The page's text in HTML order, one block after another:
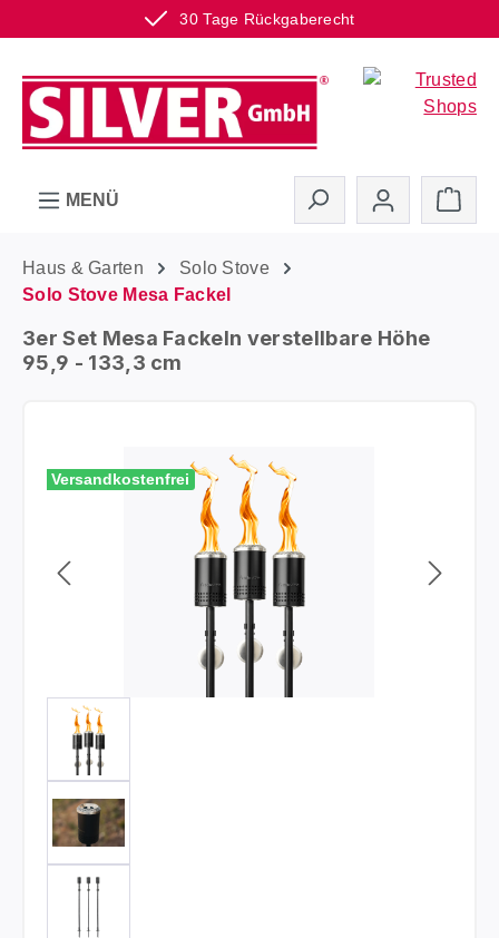
30 Tage Rückgaberecht
Zum Hauptinhalt springen
MENÜ
Haus & Garten
Solo Stove
Solo Stove Mesa Fackel
3er Set Mesa Fackeln verstellbare Höhe
95,9 - 133,3 cm
Bildergalerie überspringen
Versandkostenfrei